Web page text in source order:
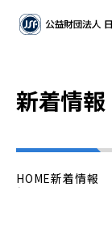
新着情報
HOME新着情報